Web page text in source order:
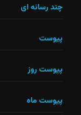
نباید
شود.
چند رسانه ای
پیوست
پیوست روز
پیوست ماه